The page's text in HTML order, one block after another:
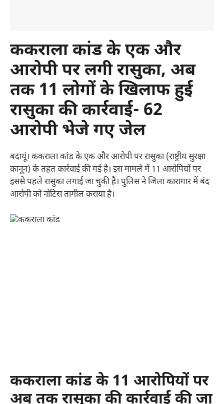
ककराला कांड के एक और
आरोपी पर लगी रासुका, अब
तक 11 लोगों के खिलाफ हुई
रासुका की कार्रवाई- 62
आरोपी भेजे गए जेल
बदायूं। ककराला कांड के एक और आरोपी पर रासुका (राष्ट्रीय सुरक्षा
कानून) के तहत कार्रवाई की गई है। इस मामले में 11 आरोपियों पर
इससे पहले रासुका लगाई जा चुकी है। पुलिस ने जिला कारागार में बंद
आरोपी को नोटिस तामील कराया है।
ककराला कांड के 11 आरोपियों पर
अब तक रासुका की कार्रवाई की जा